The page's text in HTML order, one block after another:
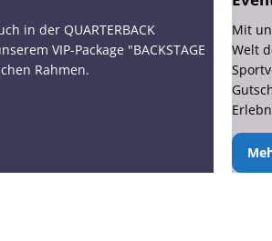
in der QUARTERBACK
VIP-Package "BACKSTAGE
Rahmen.
Mit
Welt